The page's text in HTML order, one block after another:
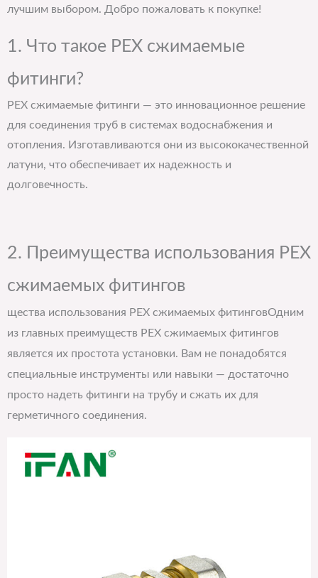
лучшим выбором. Добро пожаловать к покупке!
1. Что такое PEX сжимаемые
фитинги?
PEX сжимаемые фитинги — это инновационное решение
для соединения труб в системах водоснабжения и
отопления. Изготавливаются они из высококачественной
латуни, что обеспечивает их надежность и
долговечность.
2. Преимущества использования PEX
сжимаемых фитингов
щества использования PEX сжимаемых фитинговОдним
из главных преимуществ PEX сжимаемых фитингов
является их простота установки. Вам не понадобятся
специальные инструменты или навыки — достаточно
просто надеть фитинги на трубу и сжать их для
герметичного соединения.